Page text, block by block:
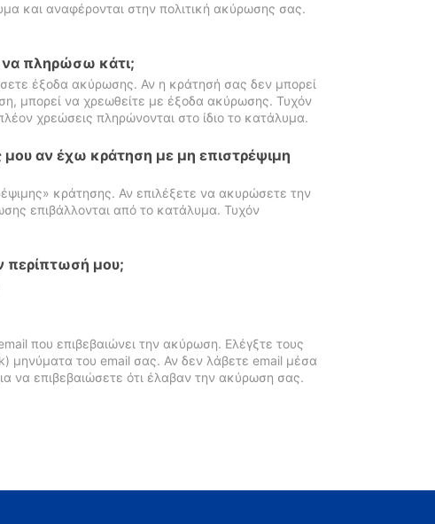
και αναφέρονται στην πολιτική ακύρωσης σας.
πληρώσω κάτι;
έξοδα ακύρωσης. Αν η κράτησή σας δεν μπορεί
μπορεί να χρεωθείτε με έξοδα ακύρωσης. Τυχόν
χρεώσεις πληρώνονται στο ίδιο το κατάλυμα.
αν έχω κράτηση με μη επιστρέψιμη
κράτησης. Αν επιλέξετε να ακυρώσετε την
επιβάλλονται από το κατάλυμα. Τυχόν
περίπτωσή μου;
που επιβεβαιώνει την ακύρωση. Ελέγξτε τους
μηνύματα του email σας. Αν δεν λάβετε email μέσα
να επιβεβαιώσετε ότι έλαβαν την ακύρωση σας.